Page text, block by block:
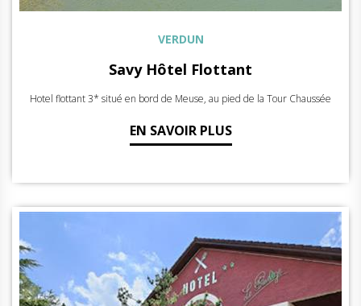
VERDUN
Savy Hôtel Flottant
Hotel flottant 3* situé en bord de Meuse, au pied de la Tour Chaussée
EN SAVOIR PLUS